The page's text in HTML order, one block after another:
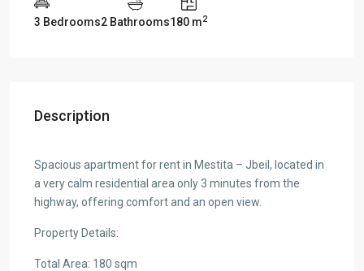
3 Bedrooms2 Bathrooms180 m2
Description
Spacious apartment for rent in Mestita – Jbeil, located in
a very calm residential area only 3 minutes from the
highway, offering comfort and an open view.
Property Details:
Total Area: 180 sqm